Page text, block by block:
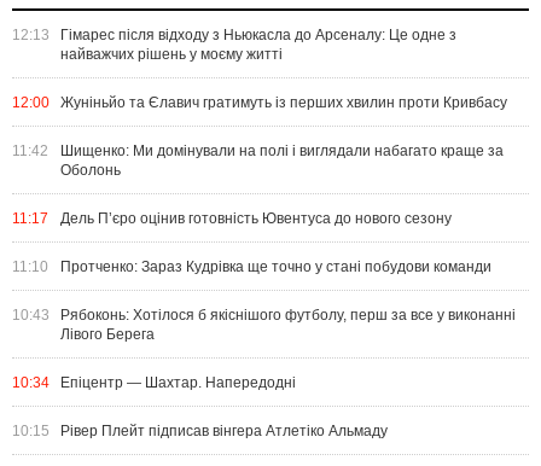
12:13
Гімарес після відходу з Ньюкасла до Арсеналу: Це одне з
найважчих рішень у моєму житті
12:00 Жуніньйо та Єлавич гратимуть із перших хвилин проти Кривбасу
11:42
Шищенко: Ми домінували на полі і виглядали набагато краще за
Оболонь
11:17 Дель П’єро оцінив готовність Ювентуса до нового сезону
11:10 Протченко: Зараз Кудрівка ще точно у стані побудови команди
10:43
Рябоконь: Хотілося б якіснішого футболу, перш за все у виконанні
Лівого Берега
10:34 Епіцентр — Шахтар. Напередодні
10:15 Рівер Плейт підписав вінгера Атлетіко Альмаду